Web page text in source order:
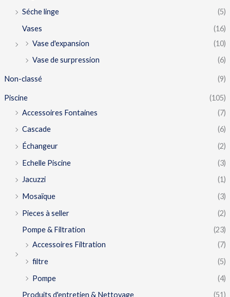
Séche linge
(5)
Vases
(16)
Vase d'expansion
(10)
Vase de surpression
(6)
Non-classé (9)
Piscine
(105)
Accessoires Fontaines
(7)
Cascade
(6)
Échangeur
(2)
Echelle Piscine
(3)
Jacuzzi
(1)
Mosaïque
(3)
Pieces à seller
(2)
Pompe & Filtration
(23)
Accessoires Filtration
(7)
filtre
(5)
Pompe
(4)
Produits d'entretien & Nettoyage
(51)